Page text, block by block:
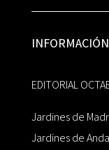
EDITORIAL
Jardines de
Jardines de